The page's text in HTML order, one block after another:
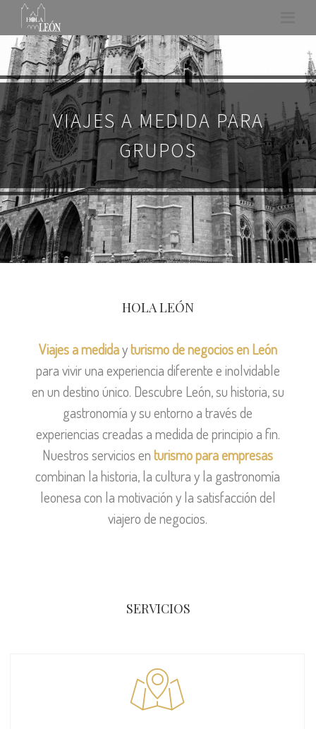
VIAJES A MEDIDA PARA
GRUPOS
HOLA LEÓN
Viajes a medidayturismo de negocios en León
para vivir una experiencia diferente e inolvidable
en un destino único. Descubre León, su historia, su
gastronomía y su entorno a través de
experiencias creadas a medida de principio a fin.
Nuestros servicios enturismo para empresas
combinan la historia, la cultura y la gastronomía
leonesa con la motivación y la satisfacción del
viajero de negocios.
SERVICIOS